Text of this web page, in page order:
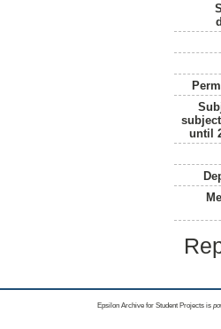
until
Epsilon Archive for Student Projects is